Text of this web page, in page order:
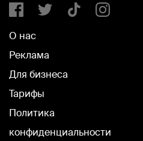
О нас
Реклама
Для бизнеса
Тарифы
Политика
конфиденциальности